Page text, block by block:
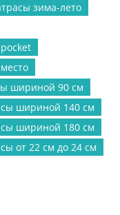
зима-лето
шириной 90 см
шириной 140 см
шириной 180 см
от 22 см до 24 см